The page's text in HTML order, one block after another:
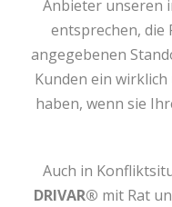
Anbieter unseren
entsprechen, die
angegebenen
Kunden ein wirklich
haben, wenn sie
Auch in
DRIVAR® mit Rat